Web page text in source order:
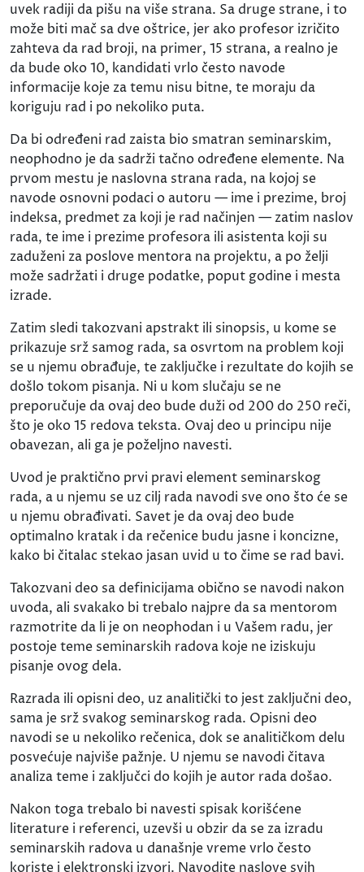
uvek radiji da pišu na više strana. Sa druge strane, i to
može biti mač sa dve oštrice, jer ako profesor izričito
zahteva da rad broji, na primer, 15 strana, a realno je
da bude oko 10, kandidati vrlo često navode
informacije koje za temu nisu bitne, te moraju da
koriguju rad i po nekoliko puta.
Da bi određeni rad zaista bio smatran seminarskim,
neophodno je da sadrži tačno određene elemente. Na
prvom mestu je naslovna strana rada, na kojoj se
navode osnovni podaci o autoru — ime i prezime, broj
indeksa, predmet za koji je rad načinjen — zatim naslov
rada, te ime i prezime profesora ili asistenta koji su
zaduženi za poslove mentora na projektu, a po želji
može sadržati i druge podatke, poput godine i mesta
izrade.
Zatim sledi takozvani apstrakt ili sinopsis, u kome se
prikazuje srž samog rada, sa osvrtom na problem koji
se u njemu obrađuje, te zaključke i rezultate do kojih se
došlo tokom pisanja. Ni u kom slučaju se ne
preporučuje da ovaj deo bude duži od 200 do 250 reči,
što je oko 15 redova teksta. Ovaj deo u principu nije
obavezan, ali ga je poželjno navesti.
Uvod je praktično prvi pravi element seminarskog
rada, a u njemu se uz cilj rada navodi sve ono što će se
u njemu obrađivati. Savet je da ovaj deo bude
optimalno kratak i da rečenice budu jasne i koncizne,
kako bi čitalac stekao jasan uvid u to čime se rad bavi.
Takozvani deo sa definicijama obično se navodi nakon
uvoda, ali svakako bi trebalo najpre da sa mentorom
razmotrite da li je on neophodan i u Vašem radu, jer
postoje teme seminarskih radova koje ne iziskuju
pisanje ovog dela.
Razrada ili opisni deo, uz analitički to jest zaključni deo,
sama je srž svakog seminarskog rada. Opisni deo
navodi se u nekoliko rečenica, dok se analitičkom delu
posvećuje najviše pažnje. U njemu se navodi čitava
analiza teme i zaključci do kojih je autor rada došao.
Nakon toga trebalo bi navesti spisak korišćene
literature i referenci, uzevši u obzir da se za izradu
seminarskih radova u današnje vreme vrlo često
koriste i elektronski izvori. Navodite naslove svih